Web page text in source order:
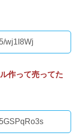
wj1I8Wj
作って売ってた